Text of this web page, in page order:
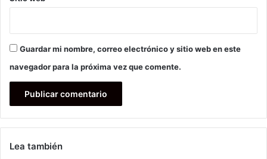
Guardar mi nombre, correo electrónico y sitio web en este
navegador para la próxima vez que comente.
Lea también